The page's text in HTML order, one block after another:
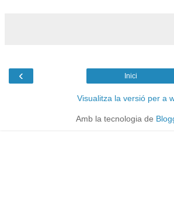
‹ Inici
Visualitza la versió per a
Amb la tecnologia de